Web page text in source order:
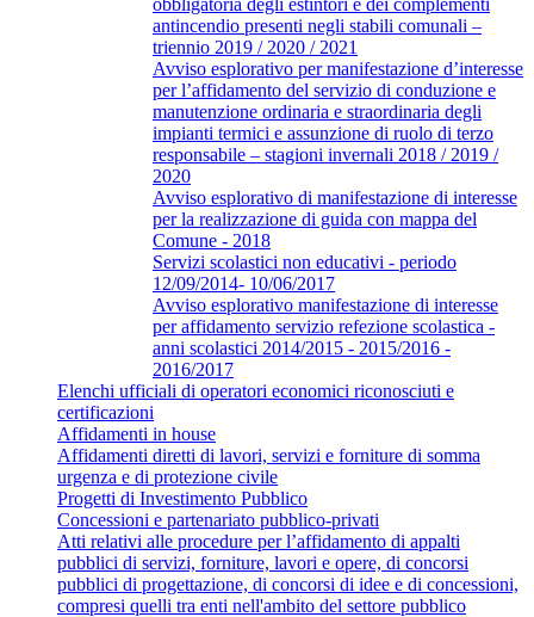
antincendio presenti negli stabili comunali –
triennio 2019 / 2020 / 2021
Avviso esplorativo per manifestazione d’interesse
per l’affidamento del servizio di conduzione e
manutenzione ordinaria e straordinaria degli
impianti termici e assunzione di ruolo di terzo
responsabile – stagioni invernali 2018 / 2019 /
2020
Avviso esplorativo di manifestazione di interesse
per la realizzazione di guida con mappa del
Comune - 2018
Servizi scolastici non educativi - periodo
12/09/2014- 10/06/2017
Avviso esplorativo manifestazione di interesse
per affidamento servizio refezione scolastica -
anni scolastici 2014/2015 - 2015/2016 -
2016/2017
Elenchi ufficiali di operatori economici riconosciuti e
certificazioni
Affidamenti in house
Affidamenti diretti di lavori, servizi e forniture di somma
urgenza e di protezione civile
Progetti di Investimento Pubblico
Concessioni e partenariato pubblico-privati
Atti relativi alle procedure per l’affidamento di appalti
pubblici di servizi, forniture, lavori e opere, di concorsi
pubblici di progettazione, di concorsi di idee e di concessioni,
compresi quelli tra enti nell'ambito del settore pubblico